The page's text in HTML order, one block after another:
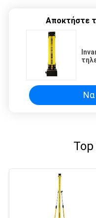
Αποκτήστε
Να